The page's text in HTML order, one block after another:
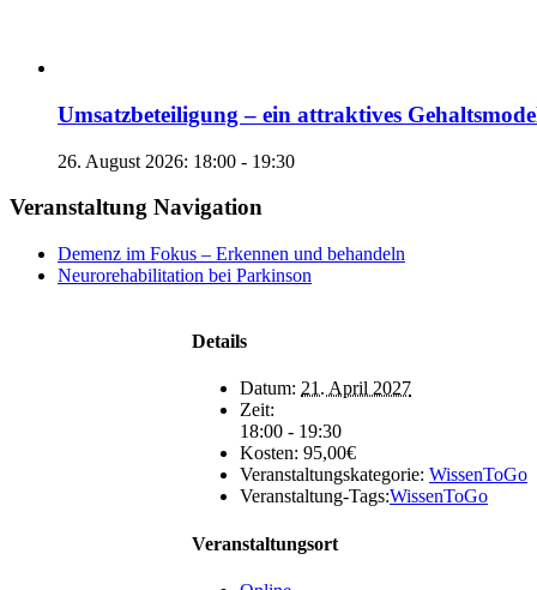
Umsatzbeteiligung – ein attraktives
26. August 2026: 18:00 - 19:30
Veranstaltung Navigation
Demenz im Fokus – Erkennen und behandeln
Neurorehabilitation bei Parkinson
Details
Datum: 21. April 2027
Zeit:
18:00 - 19:30
Kosten: 95,00€
Veranstaltungskategorie: WissenToGo
Veranstaltung-Tags:WissenToGo
Veranstaltungsort